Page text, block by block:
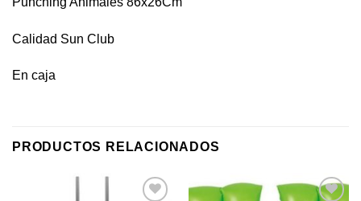
Calidad Sun Club
En caja
PRODUCTOS RELACIONADOS